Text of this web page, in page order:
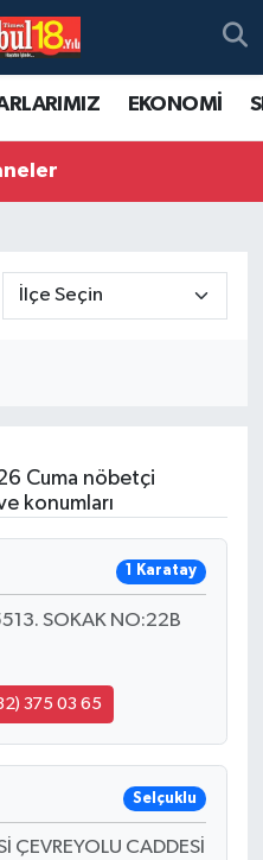
EKONOMİ
Cuma nöbetçi
konumları
1 Karatay
SOKAK NO:22B
375 03 65
Selçuklu
CADDESİ